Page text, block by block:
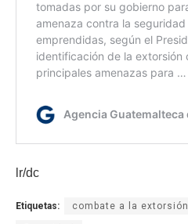
lr/dc
Etiquetas: combate a la extorsión